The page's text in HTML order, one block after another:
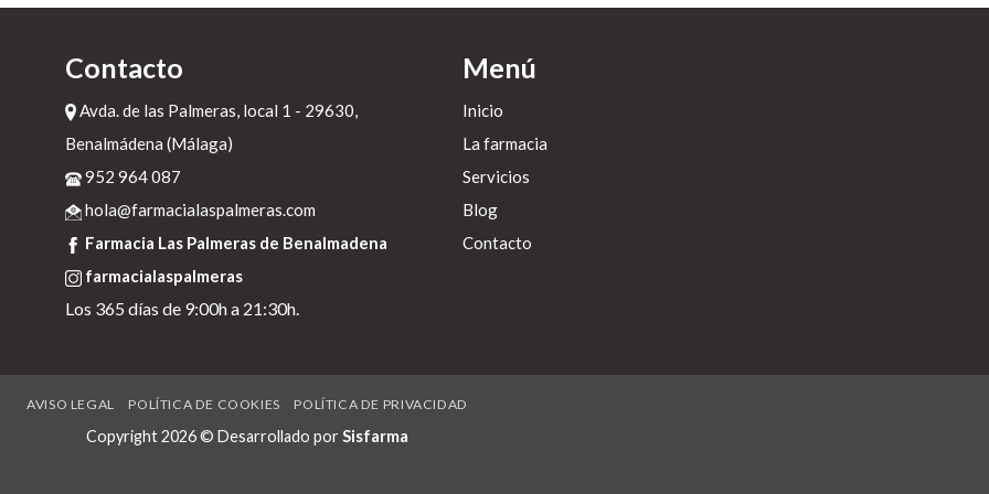
Contacto
Avda. de las Palmeras, local 1 - 29630,
Benalmádena (Málaga)
952 964 087
hola@farmacialaspalmeras.com
Farmacia Las Palmeras de Benalmadena
farmacialaspalmeras
Los 365 días de 9:00h a 21:30h.
Menú
Inicio
La farmacia
Servicios
Blog
Contacto
AVISO LEGAL POLÍTICA DE COOKIES POLÍTICA DE PRIVACIDAD
Copyright 2026 © Desarrollado por Sisfarma